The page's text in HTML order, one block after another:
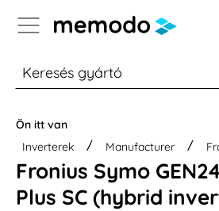
to B2B platform navigation
% Akció Otthoni
Ön itt van
Inverterek
Manufacturer
Fronius Symo
Plus SC (hybrid